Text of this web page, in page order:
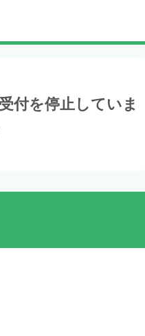
付を停止していま